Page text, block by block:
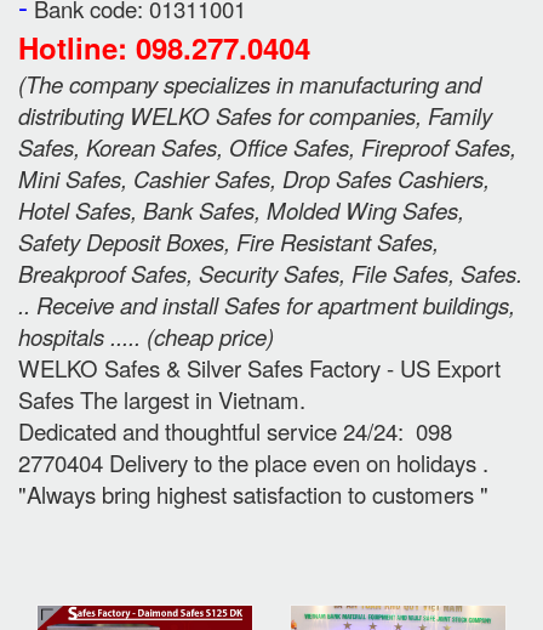
Bank code: 01311001
Hotline: 098.277.0404
(The company specializes in manufacturing and
distributing WELKO Safes for companies, Family
Safes, Korean Safes, Office Safes, Fireproof Safes,
Mini Safes, Cashier Safes, Drop Safes Cashiers,
Hotel Safes, Bank Safes, Molded Wing Safes,
Safety Deposit Boxes, Fire Resistant Safes,
Breakproof Safes, Security Safes, File Safes, Safes.
.. Receive and install Safes for apartment buildings,
hospitals ..... (cheap price)
WELKO Safes & Silver Safes Factory - US Export
Safes The largest in Vietnam.
Dedicated and thoughtful service 24/24: 098
2770404 Delivery to the place even on holidays .
"Always bring highest satisfaction to customers "